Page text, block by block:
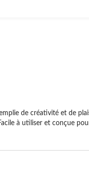
de créativité et de
à utiliser et conçue